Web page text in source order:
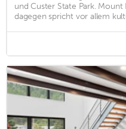
und Custer State Park.
dagegen spricht vor allem